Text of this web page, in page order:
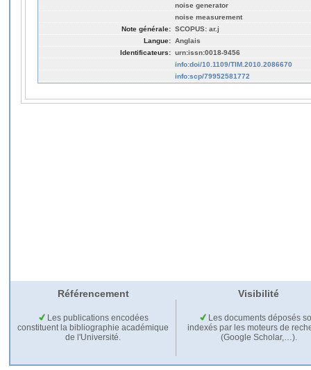
noise generator
noise measurement
Note générale: SCOPUS: ar.j
Langue: Anglais
Identificateurs: urn:issn:0018-9456
info:doi/10.1109/TIM.2010.2086670
info:scp/79952581772
Référencement Visibilité
Les publications encodées
constituent la bibliographie académique
de l'Université.
Les documents déposés
indexés par les moteurs de
(Google Scholar,…).